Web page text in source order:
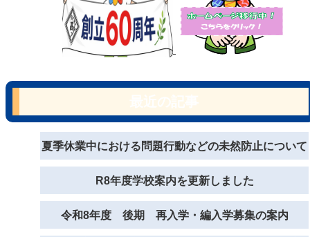
夏季休業中における問題行動などの未然防止について
R8年度学校案内を更新しました
令和8年度 後期 再入学・編入学募集の案内